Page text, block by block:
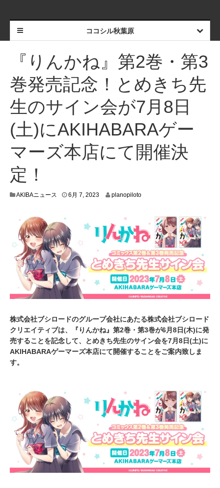
ココシル秋葉原
『りんかね』第2巻・第3
巻発売記念！とめきち先
生のサイン会が7月8日
(土)にAKIHABARAゲー
マーズ本店にて開催決
定！
AKIBAニュース 6月 7, 20235
,
2
3
planopiloto
株式会社ブシロードのグループ会社にあたる株式会社ブシロード
クリエイティブは、『りんかね』第2巻・第3巻が6月8日(木)に発
売することを記念して、とめきち先生のサイン会を7月8日(土)に
AKIHABARAゲーマーズ本店にて開催することをご案内致しま
す。